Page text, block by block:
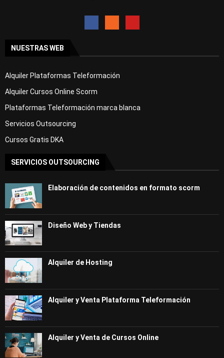
NUESTRAS WEB
Alquiler Plataformas Teleformación
Alquiler Cursos Online Scorm
Plataformas Teleformación marca blanca
Servicios Outsourcing
Cursos Gratis DKA
SERVICIOS OUTSOURCING
Elaboración de contenidos en formato scorm
Diseño Web y Tiendas
Alquiler de Hosting
Alquiler y Venta Plataforma Teleformación
Alquiler y Venta de Cursos Online